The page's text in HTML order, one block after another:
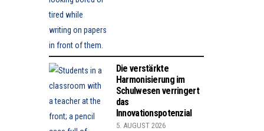
Die verstärkte
Harmonisierung im
Schulwesen verringert
das
Innovationspotenzial
5. AUGUST 2026